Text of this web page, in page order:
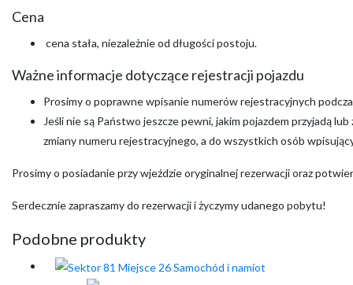
Cena
cena stała, niezależnie od długości postoju.
Ważne informacje dotyczące rejestracji pojazdu
Prosimy o poprawne wpisanie numerów rejestracyjnych
Jeśli nie są Państwo jeszcze pewni, jakim pojazdem przyjadą
zmiany numeru rejestracyjnego, a do wszystkich osób
Prosimy o posiadanie przy wjeździe oryginalnej rezerwacji oraz
Serdecznie zapraszamy do rezerwacji i życzymy udanego pobytu!
Podobne produkty